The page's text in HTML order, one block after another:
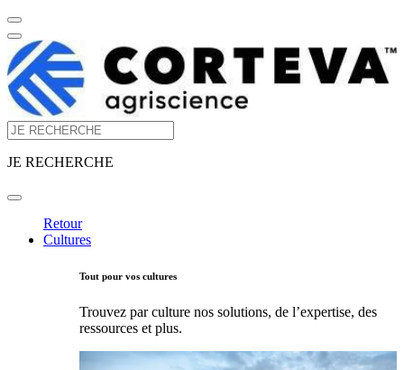
JE RECHERCHE
Retour
Cultures
Tout pour vos cultures
Trouvez par culture nos solutions, de l’expertise, des
ressources et plus.